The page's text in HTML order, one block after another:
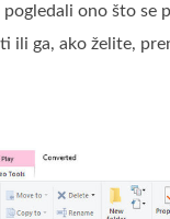
pogledali ono što se
ili ga, ako želite,